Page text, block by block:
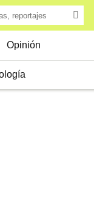
Opinión